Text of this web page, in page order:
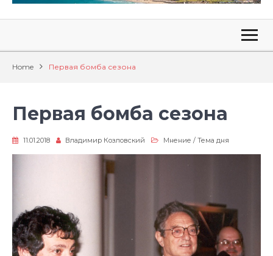
Home Первая бомба сезона
Первая бомба сезона
11.01.2018 Владимир Козловский Мнение / Тема дня